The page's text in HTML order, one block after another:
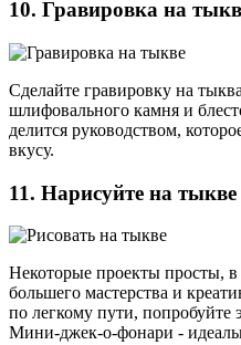
10. Гравировка на
Сделайте гравировку на
шлифовального камня и
делится руководством,
вкусу.
11. Нарисуйте на тыкве
Некоторые проекты просты, в
большего мастерства и
по легкому пути, попробуйте
Мини-джек-о-фонари -